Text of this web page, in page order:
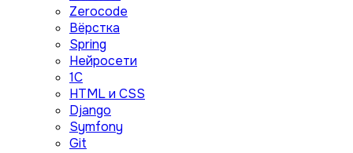
Zerocode
Вёрстка
Spring
Нейросети
1C
HTML и CSS
Django
Symfony
Git